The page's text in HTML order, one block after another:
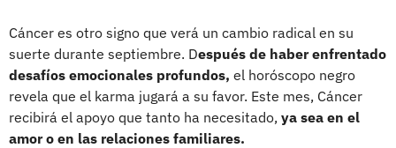
Cáncer es otro signo que verá un cambio radical en su
suerte durante septiembre. Después de haber enfrentado
desafíos emocionales profundos, el horóscopo negro
revela que el karma jugará a su favor. Este mes, Cáncer
recibirá el apoyo que tanto ha necesitado, ya sea en el
amor o en las relaciones familiares.